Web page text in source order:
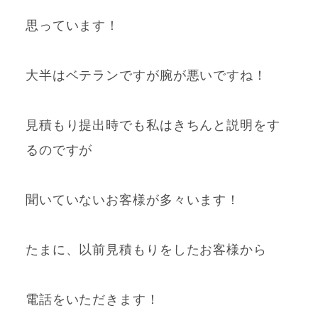
思っています！
大半はベテランですが腕が悪いですね！
見積もり提出時でも私はきちんと説明をす
るのですが
聞いていないお客様が多々います！
たまに、以前見積もりをしたお客様から
電話をいただきます！